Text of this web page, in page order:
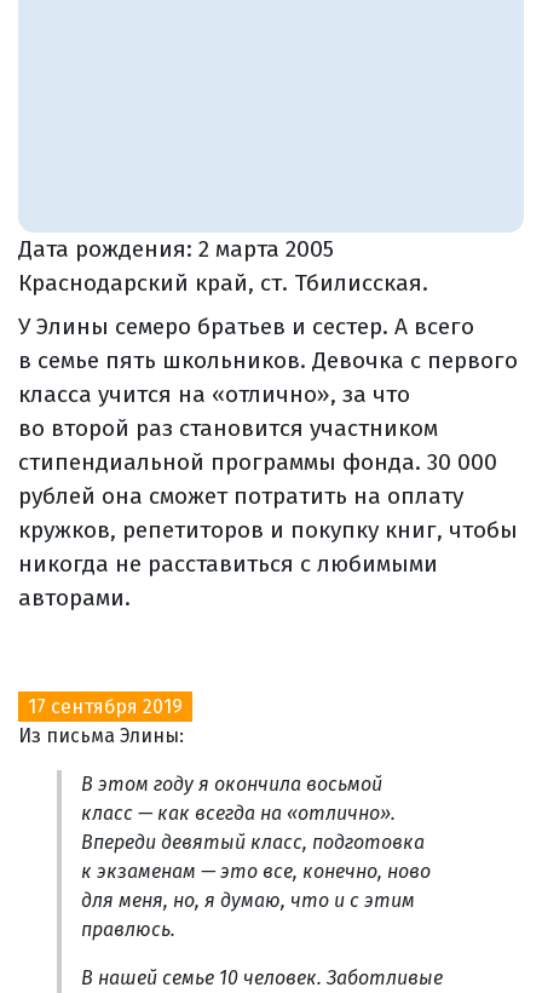
Дата рождения: 2 марта 2005
Краснодарский край, ст. Тбилисская.
У Элины семеро братьев и сестер. А всего
в семье пять школьников. Девочка с первого
класса учится на «отлично», за что
во второй раз становится участником
стипендиальной программы фонда. 30 000
рублей она сможет потратить на оплату
кружков, репетиторов и покупку книг, чтобы
никогда не расставиться с любимыми
авторами.
17 сентября 2019
Из письма Элины:
В этом году я окончила восьмой
класс — как всегда на «отлично».
Впереди девятый класс, подготовка
к экзаменам — это все, конечно, ново
для меня, но, я думаю, что и с этим
правлюсь.
В нашей семье 10 человек. Заботливые